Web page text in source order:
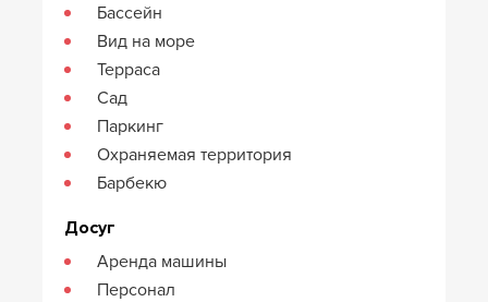
Бассейн
Вид на море
Терраса
Сад
Паркинг
Охраняемая территория
Барбекю
Досуг
Аренда машины
Персонал